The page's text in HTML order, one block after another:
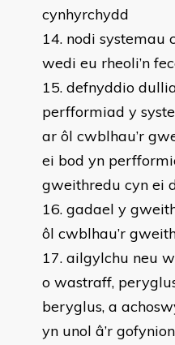
cynhyrchydd
nodi systemau
wedi eu rheoli’n
defnyddio
perfformiad y
ar ôl cwblhau’r
ei bod yn
gweithredu cyn ei
gadael y
ôl cwblhau’r
ailgylchu neu
o wastraff,
beryglus, a
yn unol â’r